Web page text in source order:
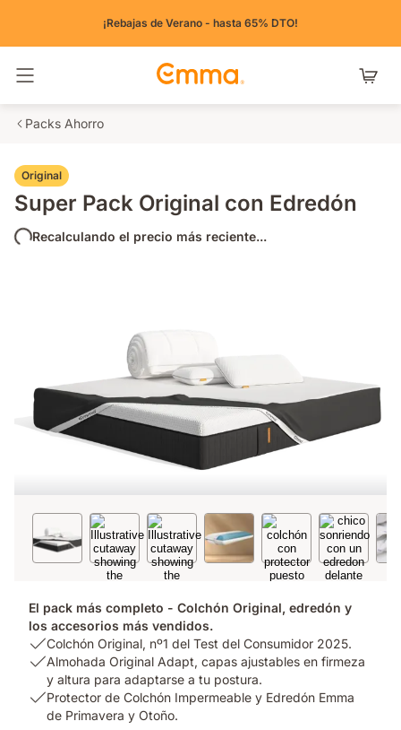
¡Rebajas de Verano - hasta 65% DTO!
Packs Ahorro
Original
Super Pack Original con Edredón
Recalculando el precio más reciente...
El pack más completo - Colchón Original, edredón y
los accesorios más vendidos.
USP
1:
Colchón
Original,
Colchón Original, nº1 del Test del Consumidor 2025.
USP
Almohada
Original
Almohada Original Adapt, capas ajustables en firmeza
y altura para adaptarse a tu postura.
USPProtector de Colchón Impermeable y Edredón Emma
de Primavera y Otoño.